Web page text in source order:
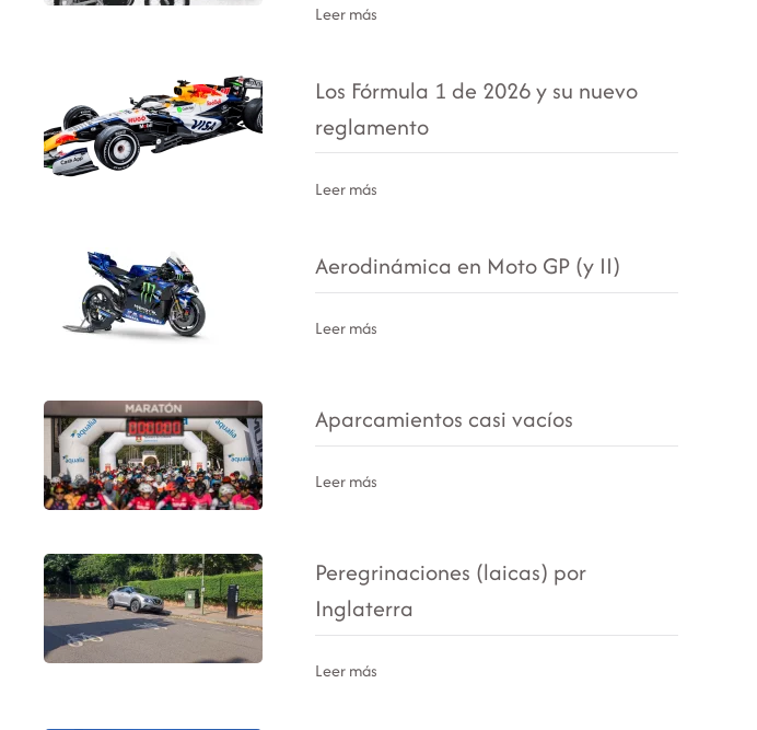
Leer más
Los Fórmula 1 de 2026 y su nuevo
reglamento
Leer más
Aerodinámica en Moto GP (y II)
Leer más
Aparcamientos casi vacíos
Leer más
Peregrinaciones (laicas) por
Inglaterra
Leer más